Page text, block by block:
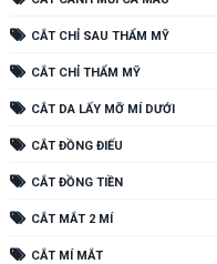
CẮT CHỈ SAU THẨM MỸ
CẮT CHỈ THẨM MỸ
CẮT DA LẤY MỠ MÍ DƯỚI
CẮT ĐỒNG ĐIẾU
CẮT ĐỒNG TIỀN
CẮT MẮT 2 MÍ
CẮT MÍ MẮT